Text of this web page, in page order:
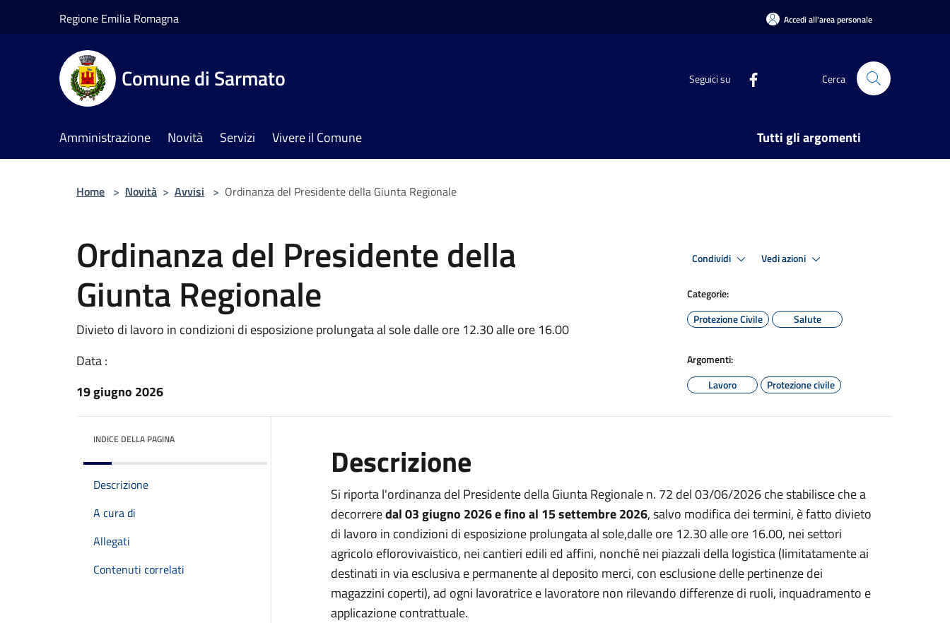
Regione Emilia Romagna Accedi all'area personale
Comune di Sarmato Seguici su Cerca
Amministrazione Novità Servizi Vivere il Comune Tutti gli argomenti
Home > Novità > Avvisi > Ordinanza del Presidente della Giunta Regionale
Ordinanza del Presidente della
Giunta Regionale
Divieto di lavoro in condizioni di esposizione prolungata al sole dalle ore 12.30 alle ore 16.00
Data :
19 giugno 2026
Condividi Vedi azioni
Categorie:
Protezione Civile
Salute
Argomenti:
Lavoro
Protezione civile
INDICE DELLA PAGINA
Descrizione
A cura di
Allegati
Contenuti correlati
Descrizione
Si riporta l'ordinanza del Presidente della Giunta Regionale n. 72 del 03/06/2026 che stabilisce che a
decorreredal 03 giugno 2026 e fino al 15 settembre 2026, salvo modifica dei termini, è fatto divieto
di lavoro in condizioni di esposizione prolungata al sole,dalle ore 12.30 alle ore 16.00, nei settori
agricolo eflorovivaistico, nei cantieri edili ed affini, nonché nei piazzali della logistica (limitatamente ai
destinati in via esclusiva e permanente al deposito merci, con esclusione delle pertinenze dei
magazzini coperti), ad ogni lavoratrice e lavoratore non rilevando differenze di ruoli, inquadramento e
applicazione contrattuale.